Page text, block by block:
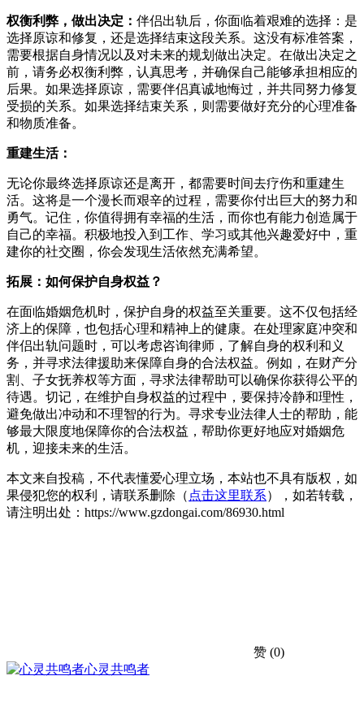
权衡利弊，做出决定： 伴侣出轨后，你面临着艰难的选择：是
选择原谅和修复，还是选择结束这段关系。这没有标准答案，
需要根据自身情况以及对未来的规划做出决定。在做出决定之
前，请务必权衡利弊，认真思考，并确保自己能够承担相应的
后果。如果选择原谅，需要伴侣真诚地悔过，并共同努力修复
受损的关系。如果选择结束关系，则需要做好充分的心理准备
和物质准备。
重建生活：
无论你最终选择原谅还是离开，都需要时间去疗伤和重建生
活。这将是一个漫长而艰辛的过程，需要你付出巨大的努力和
勇气。记住，你值得拥有幸福的生活，而你也有能力创造属于
自己的幸福。积极地投入到工作、学习或其他兴趣爱好中，重
建你的社交圈，你会发现生活依然充满希望。
拓展：如何保护自身权益？
在面临婚姻危机时，保护自身的权益至关重要。这不仅包括经
济上的保障，也包括心理和精神上的健康。在处理家庭冲突和
伴侣出轨问题时，可以考虑咨询律师，了解自身的权利和义
务，并寻求法律援助来保障自身的合法权益。例如，在财产分
割、子女抚养权等方面，寻求法律帮助可以确保你获得公平的
待遇。切记，在维护自身权益的过程中，要保持冷静和理性，
避免做出冲动和不理智的行为。寻求专业法律人士的帮助，能
够最大限度地保障你的合法权益，帮助你更好地应对婚姻危
机，迎接未来的生活。
本文来自投稿，不代表懂爱心理立场，本站也不具有版权，如
果侵犯您的权利，请联系删除（ 点击这里联系），如若转载，
请注明出处：https://www.gzdongai.com/86930.html
赞 (0)
心灵共鸣者